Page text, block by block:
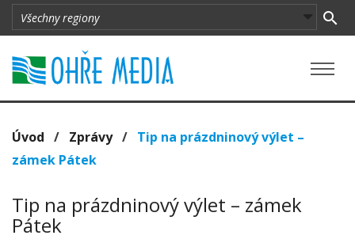
Úvod / Zprávy/ Tip na prázdninový výlet –
zámek Pátek
Tip na prázdninový výlet – zámek
Pátek